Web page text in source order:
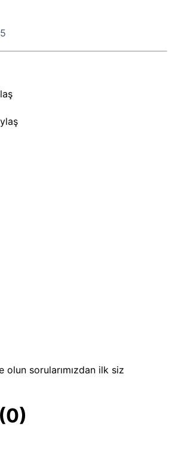
olun sorularımızdan ilk siz